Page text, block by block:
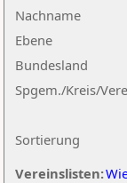
Nachname
Ebene
Sortierung
Bundesland
Spgem./Kreis/
Vereinslisten: